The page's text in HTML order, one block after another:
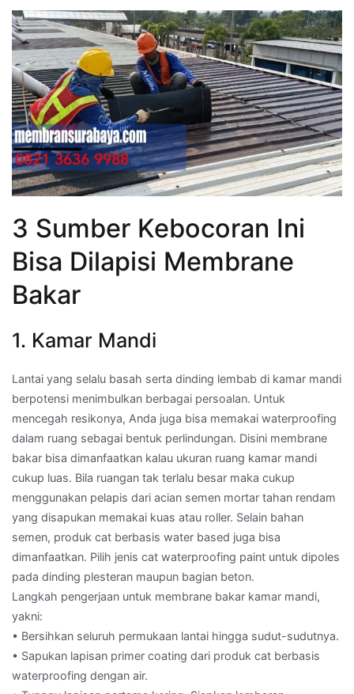
3 Sumber Kebocoran Ini
Bisa Dilapisi Membrane
Bakar
1. Kamar Mandi
Lantai yang selalu basah serta dinding lembab di kamar mandi
berpotensi menimbulkan berbagai persoalan. Untuk
mencegah resikonya, Anda juga bisa memakai waterproofing
dalam ruang sebagai bentuk perlindungan. Disini membrane
bakar bisa dimanfaatkan kalau ukuran ruang kamar mandi
cukup luas. Bila ruangan tak terlalu besar maka cukup
menggunakan pelapis dari acian semen mortar tahan rendam
yang disapukan memakai kuas atau roller. Selain bahan
semen, produk cat berbasis water based juga bisa
dimanfaatkan. Pilih jenis cat waterproofing paint untuk dipoles
pada dinding plesteran maupun bagian beton.
Langkah pengerjaan untuk membrane bakar kamar mandi,
yakni:
• Bersihkan seluruh permukaan lantai hingga sudut-sudutnya.
• Sapukan lapisan primer coating dari produk cat berbasis
waterproofing dengan air.